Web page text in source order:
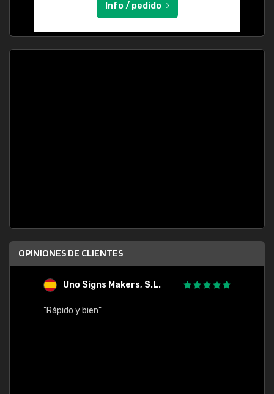
Info / pedido
OPINIONES DE CLIENTES
Uno Signs Makers, S.L.
"Rápido y bien"